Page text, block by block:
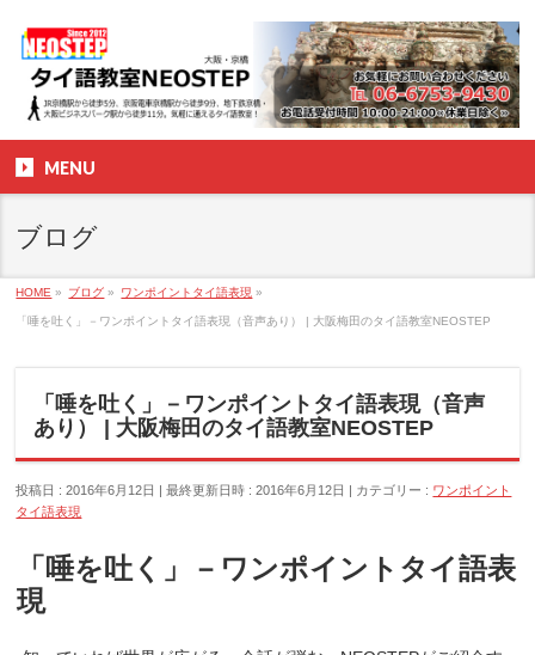
MENU
ブログ
HOME » ブログ » ワンポイントタイ語表現 »
「唾を吐く」－ワンポイントタイ語表現（音声あり） | 大阪梅田のタイ語教室NEOSTEP
「唾を吐く」－ワンポイントタイ語表現（音声
あり） | 大阪梅田のタイ語教室NEOSTEP
投稿日 : 2016年6月12日 最終更新日時 : 2016年6月12日 カテゴリー : ワンポイント
タイ語表現
「唾を吐く」－ワンポイントタイ語表
現